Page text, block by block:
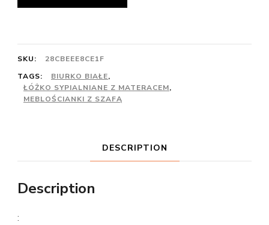
SKU:
28CBEEE8CE1F
TAGS:
BIURKO BIAŁE,
ŁÓŻKO SYPIALNIANE Z MATERACEM,
MEBLOŚCIANKI Z SZAFĄ
DESCRIPTION
Description
: